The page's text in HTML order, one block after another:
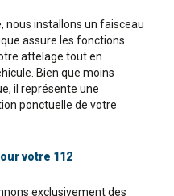
nous installons un faisceau
assure les fonctions
attelage tout en
Bien que moins
il représente une
ponctuelle de votre
votre 112
exclusivement des